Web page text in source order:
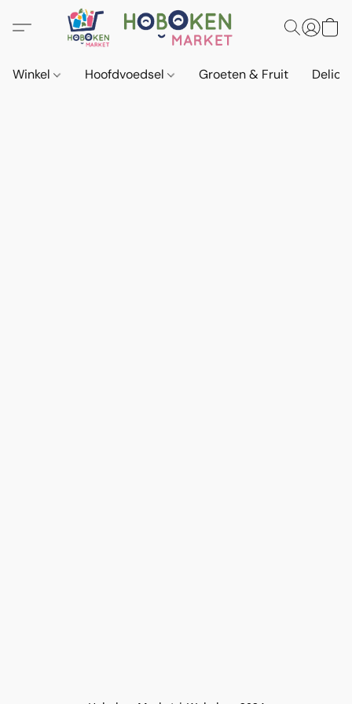
Winkel Hoofdvoedsel Groeten & Fruit